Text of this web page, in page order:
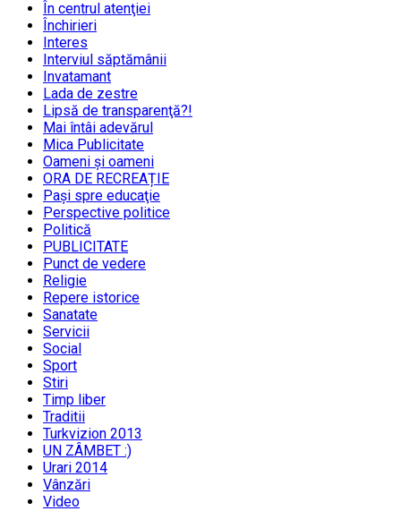
În centrul atenţiei
Închirieri
Interes
Interviul săptămânii
Invatamant
Lada de zestre
Lipsă de transparenţă?!
Mai întâi adevărul
Mica Publicitate
Oameni şi oameni
ORA DE RECREAȚIE
Paşi spre educaţie
Perspective politice
Politică
PUBLICITATE
Punct de vedere
Religie
Repere istorice
Sanatate
Servicii
Social
Sport
Stiri
Timp liber
Traditii
Turkvizion 2013
UN ZÂMBET :)
Urari 2014
Vânzări
Video